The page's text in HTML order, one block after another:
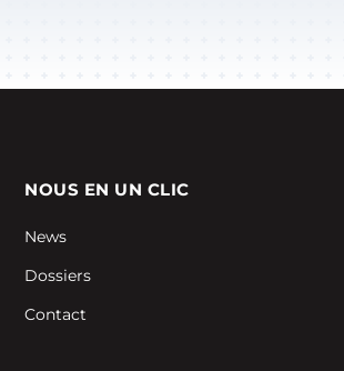
NOUS EN UN CLIC
News
Dossiers
Contact